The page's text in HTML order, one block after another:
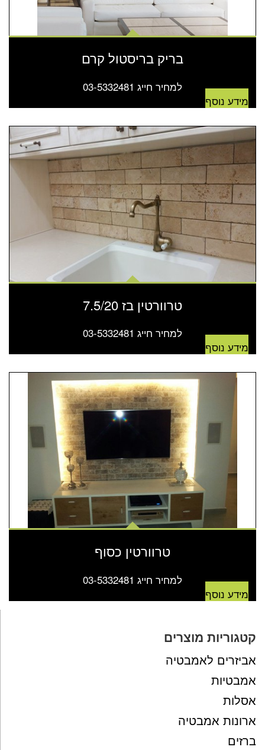
בריק בריסטול קרם
למחיר חייג 03-5332481
מידע נוסף
טרוורטין בז 7.5/20
למחיר חייג 03-5332481
מידע נוסף
טרוורטין כסוף
למחיר חייג 03-5332481
מידע נוסף
קטגוריות מוצרים
אביזרים לאמבטיה
אמבטיות
אסלות
ארונות אמבטיה
ברזים